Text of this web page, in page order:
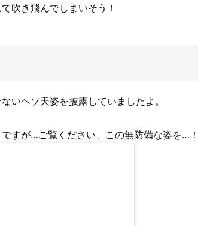
吹き飛んでしまいそう！
いヘソ天姿を披露していましたよ。
すが…ご覧ください、この無防備な姿を…！